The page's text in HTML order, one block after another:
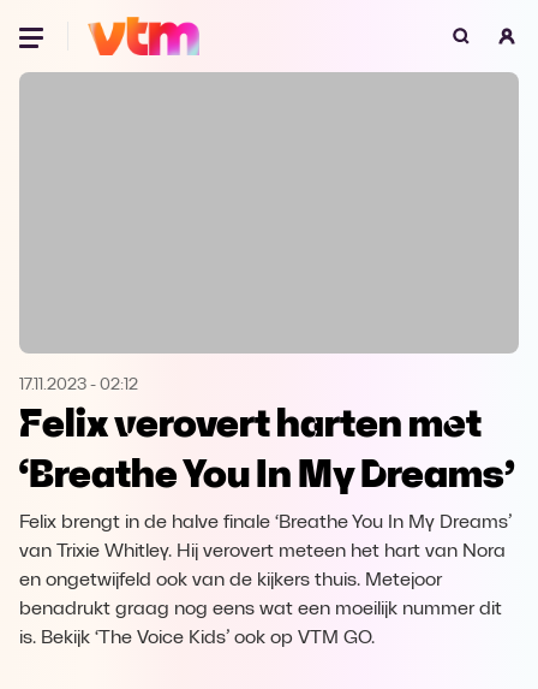
Oeps, browser niet ondersteund
Microsoft Edge Download
Opera Download
17.11.2023 - 02:12
Felix verovert harten met
‘Breathe You In My Dreams’
Felix brengt in de halve finale ‘Breathe You In My Dreams’
van Trixie Whitley. Hij verovert meteen het hart van Nora
en ongetwijfeld ook van de kijkers thuis. Metejoor
benadrukt graag nog eens wat een moeilijk nummer dit
is. Bekijk ‘The Voice Kids’ ook op VTM GO.